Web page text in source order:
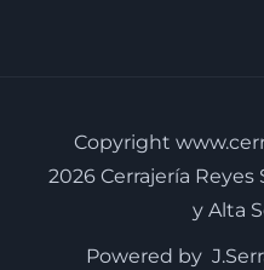
Copyright
2026 Cerrajería
y Alta
Powered by